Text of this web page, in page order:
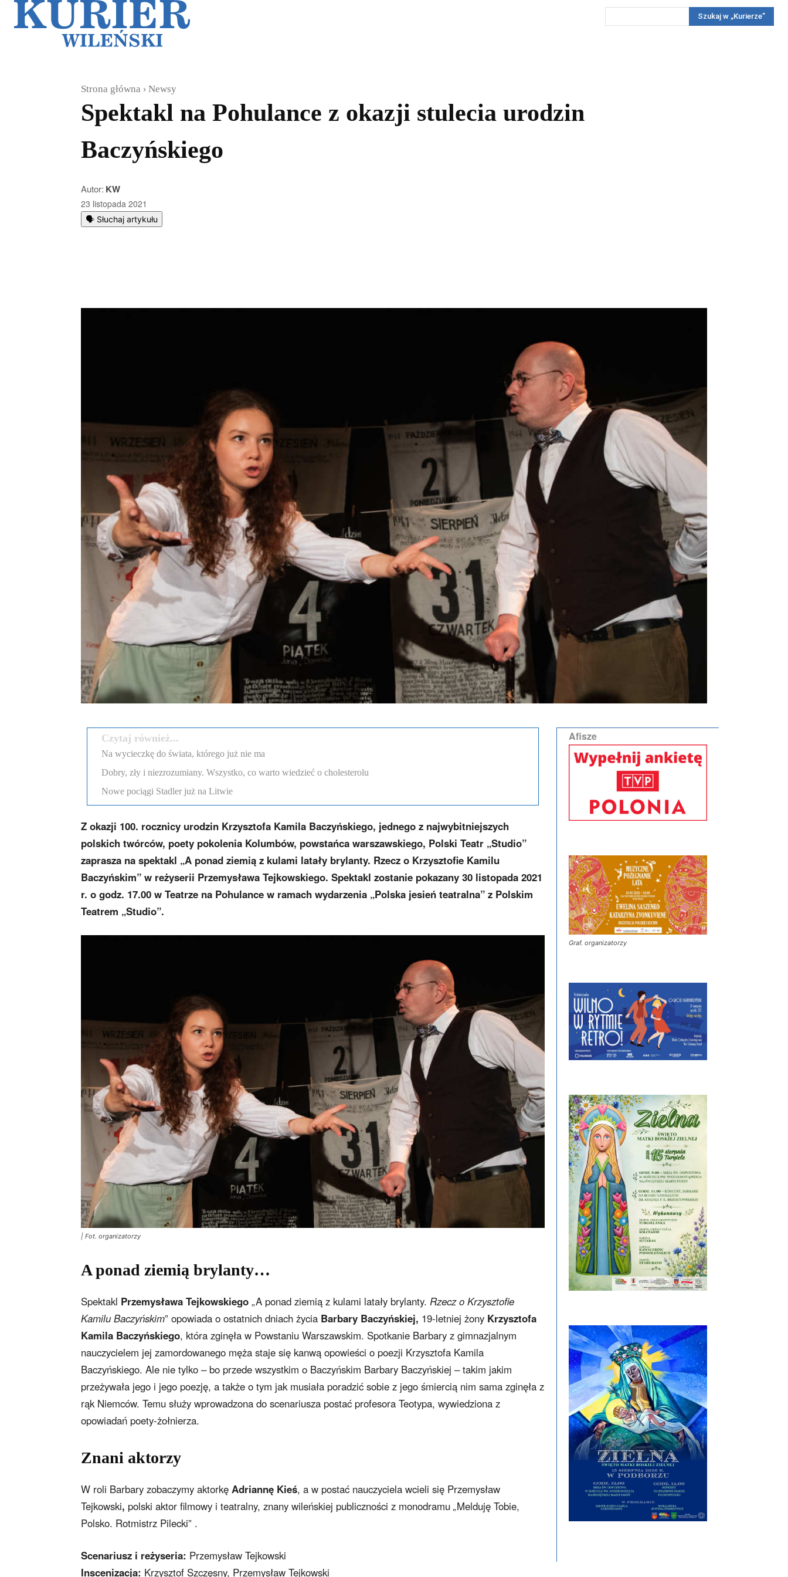
Reportaż KonkursyWięcej
Szukaj w „Kurierze”
Strona główna Newsy
Spektakl na Pohulance z okazji stulecia urodzin
Baczyńskiego
Autor: KW
23 listopada 2021
🗣️ Słuchaj artykułu
Czytaj również...
Na wycieczkę do świata, którego już nie ma
Dobry, zły i niezrozumiany. Wszystko, co warto wiedzieć o cholesterolu
Nowe pociągi Stadler już na Litwie
Z okazji 100. rocznicy urodzin Krzysztofa Kamila Baczyńskiego, jednego z najwybitniejszych
polskich twórców, poety pokolenia Kolumbów, powstańca warszawskiego, Polski Teatr „Studio”
zaprasza na spektakl „A ponad ziemią z kulami latały brylanty. Rzecz o Krzysztofie Kamilu
Baczyńskim” w reżyserii Przemysława Tejkowskiego. Spektakl zostanie pokazany 30 listopada 2021
r. o godz. 17.00 w Teatrze na Pohulance w ramach wydarzenia „Polska jesień teatralna” z Polskim
Teatrem „Studio”.
| Fot. organizatorzy
A ponad ziemią brylanty…
Spektakl Przemysława Tejkowskiego „A ponad ziemią z kulami latały brylanty. Rzecz o Krzysztofie
Kamilu Baczyńskim” opowiada o ostatnich dniach życia Barbary Baczyńskiej, 19-letniej żony Krzysztofa
Kamila Baczyńskiego, która zginęła w Powstaniu Warszawskim. Spotkanie Barbary z gimnazjalnym
nauczycielem jej zamordowanego męża staje się kanwą opowieści o poezji Krzysztofa Kamila
Baczyńskiego. Ale nie tylko – bo przede wszystkim o Baczyńskim Barbary Baczyńskiej – takim jakim
przeżywała jego i jego poezję, a także o tym jak musiała poradzić sobie z jego śmiercią nim sama zginęła z
rąk Niemców. Temu służy wprowadzona do scenariusza postać profesora Teotypa, wywiedziona z
opowiadań poety-żołnierza.
Znani aktorzy
W roli Barbary zobaczymy aktorkę Adriannę Kieś, a w postać nauczyciela wcieli się Przemysław
Tejkowski, polski aktor filmowy i teatralny, znany wileńskiej publiczności z monodramu „Melduję Tobie,
Polsko. Rotmistrz Pilecki” .
Scenariusz i reżyseria: Przemysław Tejkowski
Inscenizacja: Krzysztof Szczęsny, Przemysław Tejkowski
Afisze
Graf. organizatorzy